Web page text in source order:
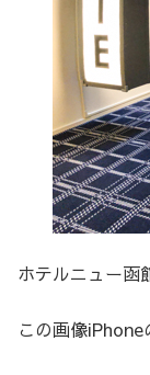
ホテルニュー函
この画像